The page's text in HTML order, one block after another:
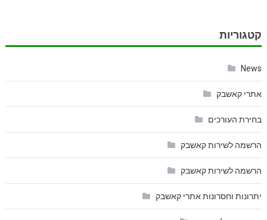
קטגוריות
News
אתרי קאשבק
בחירת העורכים
הרשמה לשירות קאשבק
הרשמה לשירות קאשבק
יתרונות וחסרונות אתרי קאשבק